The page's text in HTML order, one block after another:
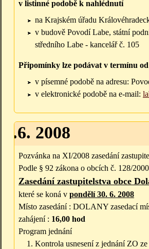
v listinné podobě k nahlédnutí
na Krajském úřadu
v budově Povodí Labe, státní
středního Labe - kancelář č. 105
Připomínky lze podávat v termínu od
v písemné podobě na adresu:
v elektronické podobě na e-mail:
2008
Pozvánka na XI/2008 zasedání
Podle § 92 zákona o obcích č. 128/
Zasedání zastupitelstva obce
které se koná v pondělí 30. 6. 2008
Místo zasedání : DOLANY zasedací
zahájení : 16,00 hod
Program jednání
Kontrola usnesení z jednání ZO